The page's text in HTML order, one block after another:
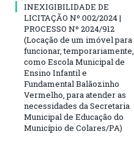
INEXIGIBILIDADE DE
LICITAÇÃO Nº 002/2024 |
PROCESSO Nº 2024/912
(Locação de um imóvel para
funcionar, temporariamente,
como Escola Municipal de
Ensino Infantil e
Fundamental Balãozinho
Vermelho, para atender as
necessidades da Secretaria
Municipal de Educação do
Município de Colares/PA)